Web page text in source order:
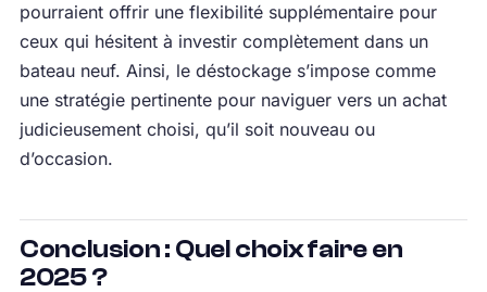
pourraient offrir une flexibilité supplémentaire pour
ceux qui hésitent à investir complètement dans un
bateau neuf. Ainsi, le déstockage s’impose comme
une stratégie pertinente pour naviguer vers un achat
judicieusement choisi, qu’il soit nouveau ou
d’occasion.
Conclusion : Quel choix faire en
2025 ?